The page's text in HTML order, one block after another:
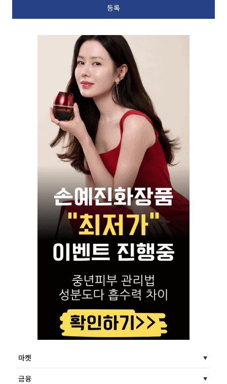
마켓
금융